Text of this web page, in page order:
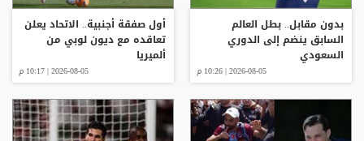
بدون مقابل.. بطل العالم
السابق ينضم إلى الدوري
السعودي
2026-08-05 | 10:26 م
أول صفقة أجنبية.. الاتحاد يعلن
تعاقده مع ديون لوبي من
ألميريا
2026-08-05 | 10:17 م